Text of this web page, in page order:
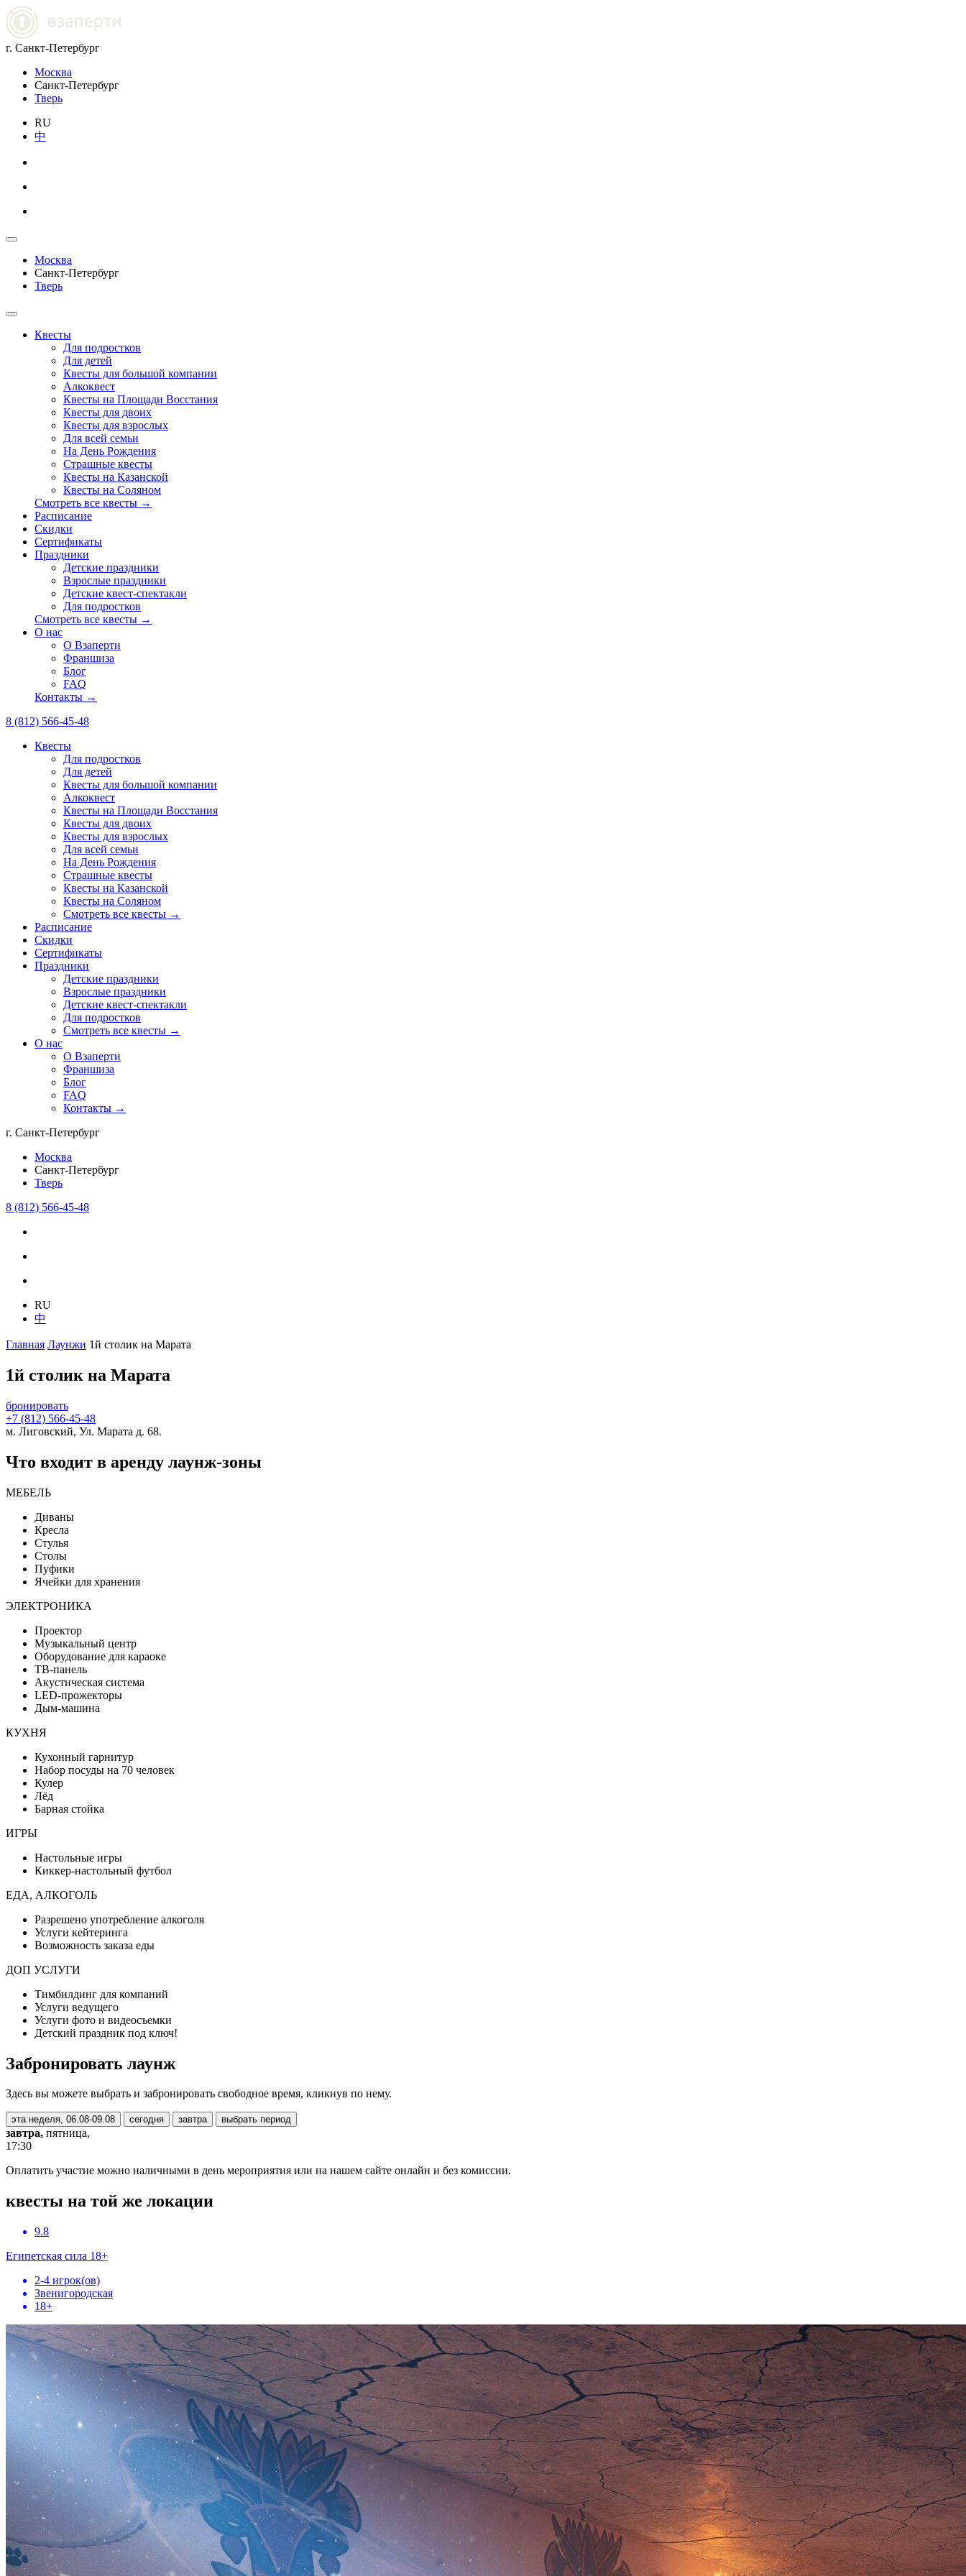
г. Санкт-Петербург
Москва
Санкт-Петербург
Тверь
RU
中
Москва
Санкт-Петербург
Тверь
Квесты
Для подростков
Для детей
Квесты для большой компании
Алкоквест
Квесты на Площади Восстания
Квесты для двоих
Квесты для взрослых
Для всей семьи
На День Рождения
Страшные квесты
Квесты на Казанской
Квесты на Соляном
Смотреть все квесты →
Расписание
Скидки
Сертификаты
Праздники
Детские праздники
Взрослые праздники
Детские квест-спектакли
Для подростков
Смотреть все квесты →
О нас
О Взаперти
Франшиза
Блог
FAQ
Контакты →
8 (812) 566-45-48
Квесты
Для подростков
Для детей
Квесты для большой компании
Алкоквест
Квесты на Площади Восстания
Квесты для двоих
Квесты для взрослых
Для всей семьи
На День Рождения
Страшные квесты
Квесты на Казанской
Квесты на Соляном
Смотреть все квесты →
Расписание
Скидки
Сертификаты
Праздники
Детские праздники
Взрослые праздники
Детские квест-спектакли
Для подростков
Смотреть все квесты →
О нас
О Взаперти
Франшиза
Блог
FAQ
Контакты →
г. Санкт-Петербург
Москва
Санкт-Петербург
Тверь
8 (812) 566-45-48
RU
中
Главная Лаунжи 1й столик на Марата
1й столик на Марата
бронировать
+7 (812) 566-45-48
м. Лиговский, Ул. Марата д. 68.
Что входит в аренду лаунж-зоны
МЕБЕЛЬ
Диваны
Кресла
Стулья
Столы
Пуфики
Ячейки для хранения
ЭЛЕКТРОНИКА
Проектор
Музыкальный центр
Оборудование для караоке
ТВ-панель
Акустическая система
LED-прожекторы
Дым-машина
КУХНЯ
Кухонный гарнитур
Набор посуды на 70 человек
Кулер
Лёд
Барная стойка
ИГРЫ
Настольные игры
Киккер-настольный футбол
ЕДА, АЛКОГОЛЬ
Разрешено употребление алкоголя
Услуги кейтеринга
Возможность заказа еды
ДОП УСЛУГИ
Тимбилдинг для компаний
Услуги ведущего
Услуги фото и видеосъемки
Детский праздник под ключ!
Забронировать лаунж
Здесь вы можете выбрать и забронировать свободное время, кликнув по нему.
эта неделя, 06.08-09.08 сегодня завтра выбрать период
завтра, пятница,
17:30
Оплатить участие можно наличными в день мероприятия или на нашем сайте онлайн и без комиссии.
квесты на той же локации
9.8
Египетская сила 18+
2-4 игрок(ов)
Звенигородская
18+